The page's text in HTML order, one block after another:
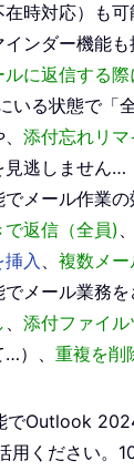
在時対応）も
ンダー機能も
ルに返信する
いる状態で「
添付忘れリマ
見逃しません…
メール作業の
返信（全員) 、
入、 複数メ
メール業務を
、 添付ファイ
）、 重複を削
でOutlook
ください。